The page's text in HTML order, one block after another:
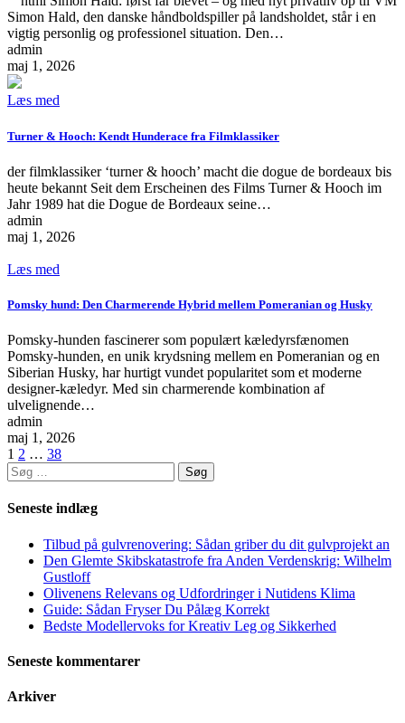
Simon Hald, den danske håndboldspiller på landsholdet, står i en
vigtig personlig og professionel situation. Den…
admin
maj 1, 2026
Læs med
Turner & Hooch: Kendt Hunderace fra Filmklassiker
der filmklassiker ‘turner & hooch’ macht die dogue de bordeaux bis
heute bekannt Seit dem Erscheinen des Films Turner & Hooch im
Jahr 1989 hat die Dogue de Bordeaux seine…
admin
maj 1, 2026
Læs med
Pomsky hund: Den Charmerende Hybrid mellem Pomeranian og Husky
Pomsky-hunden fascinerer som populært kæledyrsfænomen
Pomsky-hunden, en unik krydsning mellem en Pomeranian og en
Siberian Husky, har hurtigt vundet popularitet som et moderne
designer-kæledyr. Med sin charmerende kombination af
ulvelignende…
admin
maj 1, 2026
Indlægsinddeling
1 2 … 38
Søg
efter:
Seneste indlæg
Tilbud på gulvrenovering: Sådan griber du dit gulvprojekt an
Den Glemte Skibskatastrofe fra Anden Verdenskrig: Wilhelm
Gustloff
Olivenens Relevans og Udfordringer i Nutidens Klima
Guide: Sådan Fryser Du Pålæg Korrekt
Bedste Modellervoks for Kreativ Leg og Sikkerhed
Seneste kommentarer
Arkiver